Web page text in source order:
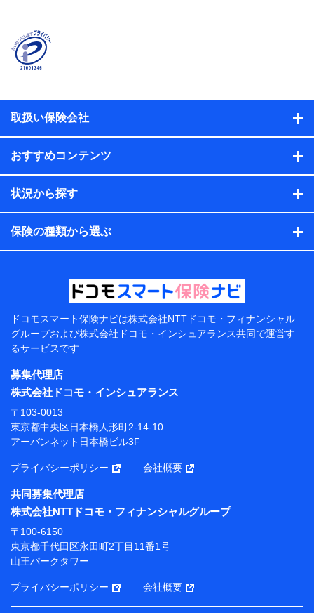
名、住所、生年月日、性別、保険契約者と被保険者の関
係、保険加入の目的、保険商品の内容、保険料、保険料
のお支払方法、車のメーカーや走行距離などの情報、建
ル内容や送信履歴の情報及び保険の更改案内等を提供し
保険契約情報
当社または株式会社NTTドコモ・フィナンシャルグルー
プが取得し、又は保有する保険契約に関する情報。例と
して、保険契約者及び被保険者の氏名、住所、生年月
日、性別、保険契約者と被保険者の関係、保険加入の目
的、保険商品の内容、保険料、保険料のお支払方法、車
のメーカーや走行距離などの情報、建物の構造や築年数
などの情報、ペットの種類や年齢などの情報などが含ま
提供当事者から受領当事者が個人データを取得する方法
電子的・電磁的方法等
【共同して利用する者の範囲】
当社
株式会社NTTドコモ・フィナンシャルグループ
【利用目的】
当社または株式会社NTTドコモ・フィナンシャルグルー
プが提供する保険関連サービスにおけるユーザー登録受
付および管理のため
当社または株式会社NTTドコモ・フィナンシャルグルー
携会社の保険その他に関する情報を提供するため、また
維持管理等の委託業務遂行のため、またそれらに付帯、
関連する当社または株式会社NTTドコモ・フィナンシャ
ルグループおよび提携会社のサービスを案内、提供する
ため
（各サービスで取得したサービス利用履歴、ウェブサイ
トの閲覧履歴、購買履歴、ご契約内容等のパーソナルデ
ータを分析して、お客さまの趣味・嗜好・傾向に応じた
サービス・商品等に関するご提案や広告の配信等を行う
ことがあります。）
各種セミナーの開催のため
取扱い保険会社
おすすめコンテンツ
状況から探す
保険の種類から選ぶ
ドコモスマート保険ナビは株式会社NTTドコモ・フィナンシャル
グループおよび株式会社ドコモ・インシュアランス共同で運営す
るサービスです
募集代理店
株式会社ドコモ・インシュアランス
〒103-0013
東京都中央区日本橋人形町2-14-10
アーバンネット日本橋ビル3F
プライバシーポリシー 会社概要
共同募集代理店
株式会社NTTドコモ・フィナンシャルグループ
〒100-6150
東京都千代田区永田町2丁目11番1号
山王パークタワー
プライバシーポリシー 会社概要